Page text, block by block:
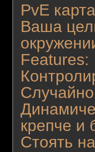
PvE
Ваша
Features:
крепче и
Стоять